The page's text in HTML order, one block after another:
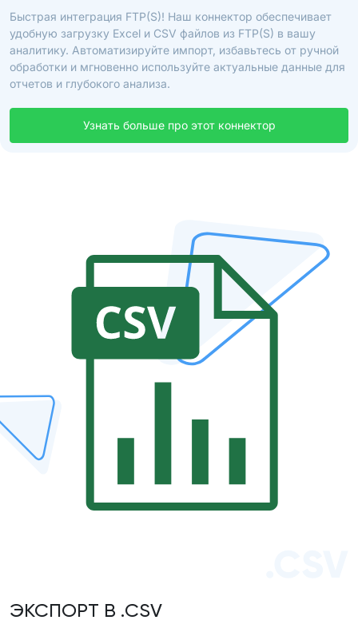
Быстрая интеграция FTP(S)! Наш коннектор обеспечивает
удобную загрузку Excel и CSV файлов из FTP(S) в вашу
аналитику. Автоматизируйте импорт, избавьтесь от ручной
обработки и мгновенно используйте актуальные данные для
отчетов и глубокого анализа.
Узнать больше про этот коннектор
ЭКСПОРТ В .CSV